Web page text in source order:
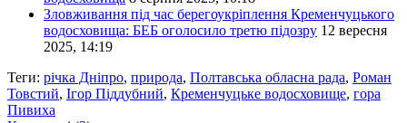
Зловживання під час берегоукріплення Кременчуцького
водосховища: БЕБ оголосило третю підозру 12 вересня
2025, 14:19
Теги: річка Дніпро, природа, Полтавська обласна рада, Роман
Товстий, Ігор Піддубний, Кременчуцьке водосховище, гора
Пивиха